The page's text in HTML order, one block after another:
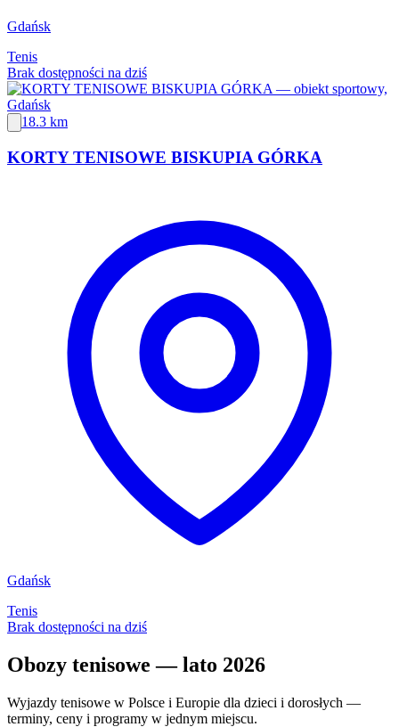
Gdańsk
Tenis
Brak dostępności na dziś
18.3 km
KORTY TENISOWE BISKUPIA GÓRKA
Gdańsk
Tenis
Brak dostępności na dziś
Obozy tenisowe — lato 2026
Wyjazdy tenisowe w Polsce i Europie dla dzieci i dorosłych —
terminy, ceny i programy w jednym miejscu.